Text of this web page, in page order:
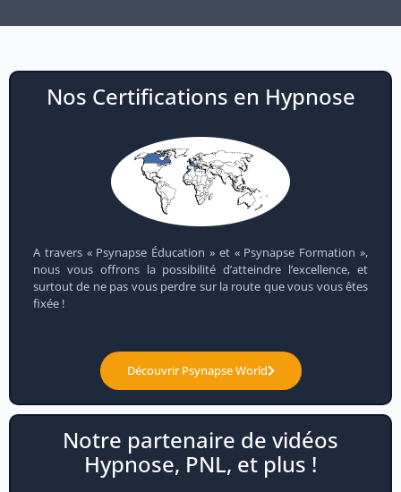
Nos Certifications en Hypnose
A travers « Psynapse Éducation » et « Psynapse Formation »,
nous vous offrons la possibilité d’atteindre l’excellence, et
surtout de ne pas vous perdre sur la route que vous vous êtes
fixée !
Découvrir Psynapse World
Notre partenaire de vidéos
Hypnose, PNL, et plus !